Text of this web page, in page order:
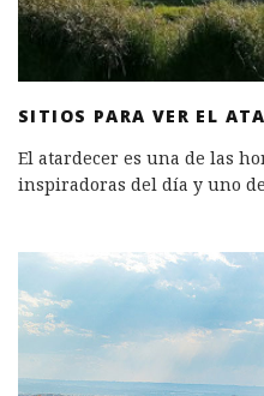
SITIOS PARA VER EL
El atardecer es una de las
inspiradoras del día y uno